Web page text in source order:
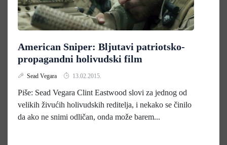
American Sniper: Bljutavi patriotsko-
propagandni holivudski film
Sead Vegara 13.02.2015.
Piše: Sead Vegara Clint Eastwood slovi za jednog od
velikih živućih holivudskih reditelja, i nekako se činilo
da ako ne snimi odličan, onda može barem...